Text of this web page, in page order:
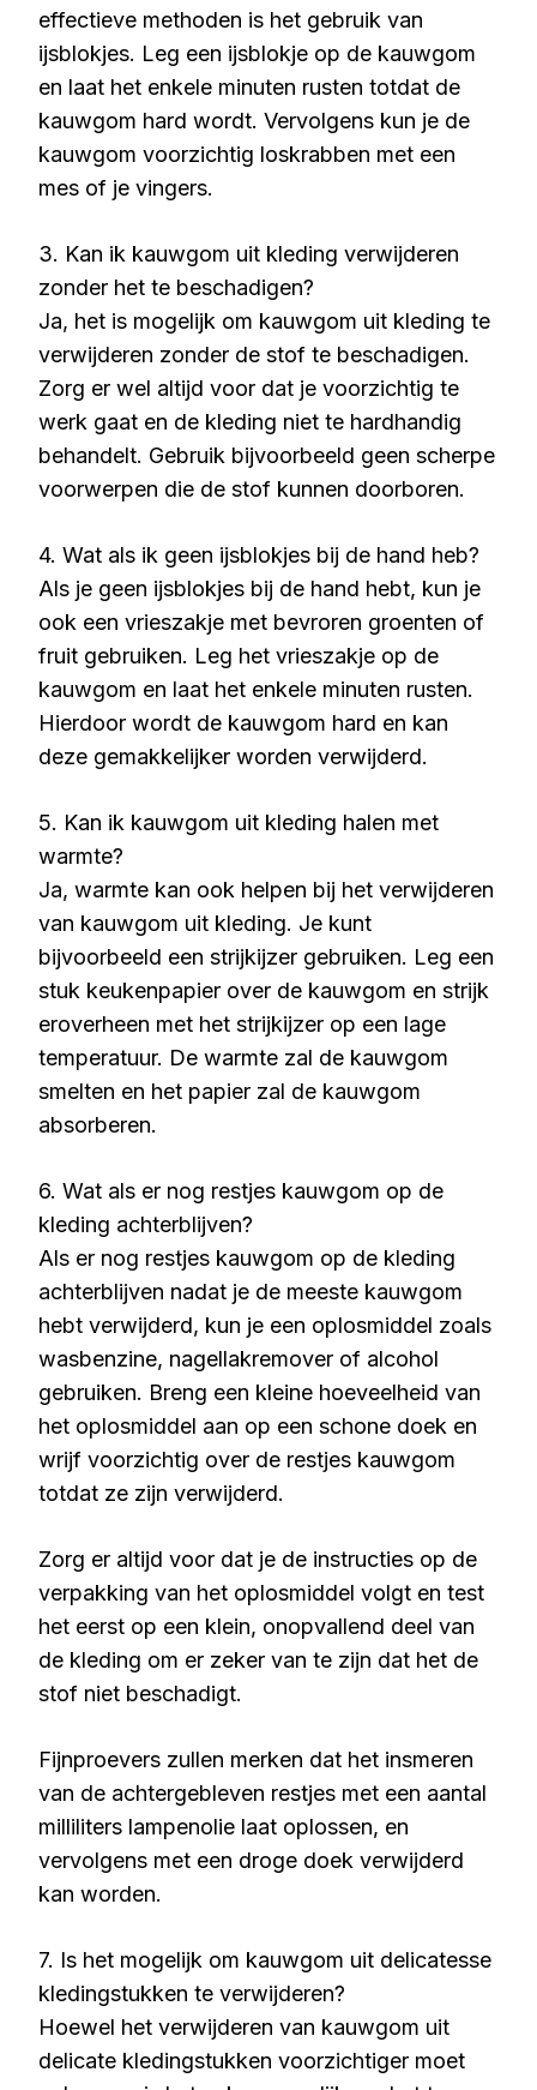
effectieve methoden is het gebruik van
ijsblokjes. Leg een ijsblokje op de kauwgom
en laat het enkele minuten rusten totdat de
kauwgom hard wordt. Vervolgens kun je de
kauwgom voorzichtig loskrabben met een
mes of je vingers.
3. Kan ik kauwgom uit kleding verwijderen
zonder het te beschadigen?
Ja, het is mogelijk om kauwgom uit kleding te
verwijderen zonder de stof te beschadigen.
Zorg er wel altijd voor dat je voorzichtig te
werk gaat en de kleding niet te hardhandig
behandelt. Gebruik bijvoorbeeld geen scherpe
voorwerpen die de stof kunnen doorboren.
4. Wat als ik geen ijsblokjes bij de hand heb?
Als je geen ijsblokjes bij de hand hebt, kun je
ook een vrieszakje met bevroren groenten of
fruit gebruiken. Leg het vrieszakje op de
kauwgom en laat het enkele minuten rusten.
Hierdoor wordt de kauwgom hard en kan
deze gemakkelijker worden verwijderd.
5. Kan ik kauwgom uit kleding halen met
warmte?
Ja, warmte kan ook helpen bij het verwijderen
van kauwgom uit kleding. Je kunt
bijvoorbeeld een strijkijzer gebruiken. Leg een
stuk keukenpapier over de kauwgom en strijk
eroverheen met het strijkijzer op een lage
temperatuur. De warmte zal de kauwgom
smelten en het papier zal de kauwgom
absorberen.
6. Wat als er nog restjes kauwgom op de
kleding achterblijven?
Als er nog restjes kauwgom op de kleding
achterblijven nadat je de meeste kauwgom
hebt verwijderd, kun je een oplosmiddel zoals
wasbenzine, nagellakremover of alcohol
gebruiken. Breng een kleine hoeveelheid van
het oplosmiddel aan op een schone doek en
wrijf voorzichtig over de restjes kauwgom
totdat ze zijn verwijderd.
Zorg er altijd voor dat je de instructies op de
verpakking van het oplosmiddel volgt en test
het eerst op een klein, onopvallend deel van
de kleding om er zeker van te zijn dat het de
stof niet beschadigt.
Fijnproevers zullen merken dat het insmeren
van de achtergebleven restjes met een aantal
milliliters lampenolie laat oplossen, en
vervolgens met een droge doek verwijderd
kan worden.
7. Is het mogelijk om kauwgom uit delicatesse
kledingstukken te verwijderen?
Hoewel het verwijderen van kauwgom uit
delicate kledingstukken voorzichtiger moet